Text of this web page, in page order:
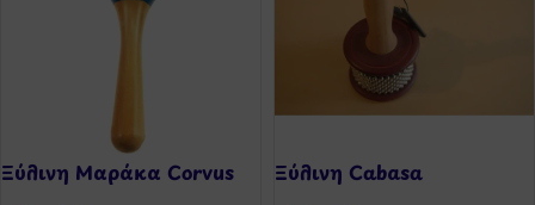
Ξύλινη Μαράκα Corvus
Ξύλινη Cabasa